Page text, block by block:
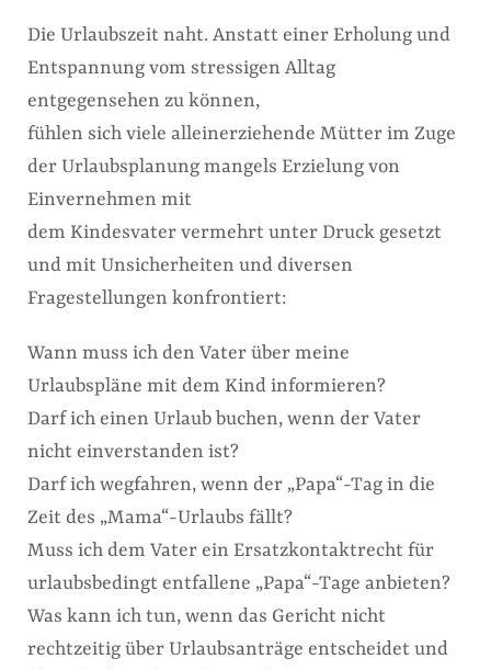
Die Urlaubszeit naht. Anstatt einer Erholung und
Entspannung vom stressigen Alltag
entgegensehen zu können,
fühlen sich viele alleinerziehende Mütter im Zuge
der Urlaubsplanung mangels Erzielung von
Einvernehmen mit
dem Kindesvater vermehrt unter Druck gesetzt
und mit Unsicherheiten und diversen
Fragestellungen konfrontiert:
Wann muss ich den Vater über meine
Urlaubspläne mit dem Kind informieren?
Darf ich einen Urlaub buchen, wenn der Vater
nicht einverstanden ist?
Darf ich wegfahren, wenn der „Papa“-Tag in die
Zeit des „Mama“-Urlaubs fällt?
Muss ich dem Vater ein Ersatzkontaktrecht für
urlaubsbedingt entfallene „Papa“-Tage anbieten?
Was kann ich tun, wenn das Gericht nicht
rechtzeitig über Urlaubsanträge entscheidet und